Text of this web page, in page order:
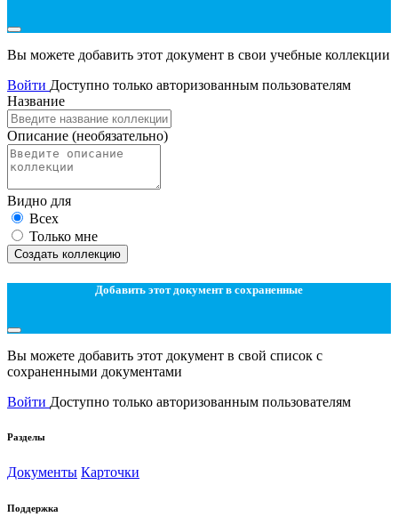
Вы можете добавить этот документ в свои учебные коллекции
Войти Доступно только авторизованным пользователям
Название
Описание (необязательно)
Видно для
Всех
Только мне
Создать коллекцию
Добавить этот документ в сохраненные
Вы можете добавить этот документ в свой список с
сохраненными документами
Войти Доступно только авторизованным пользователям
Разделы
Документы Карточки
Поддержка